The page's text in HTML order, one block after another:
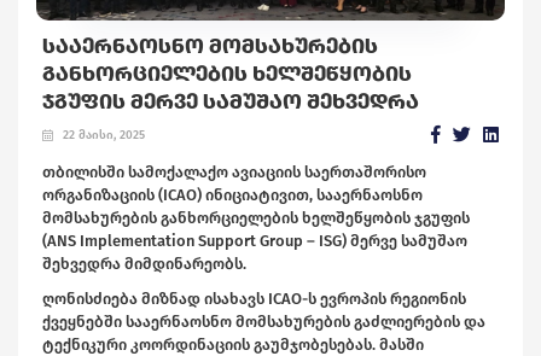
ᲡᲐᲐᲔᲠᲜᲐᲝᲡᲜᲝ ᲛᲝᲛᲡᲐᲮᲣᲠᲔᲑᲘᲡ
ᲒᲐᲜᲮᲝᲠᲪᲘᲔᲚᲔᲑᲘᲡ ᲮᲔᲚᲨᲔᲬᲧᲝᲑᲘᲡ
ᲯᲒᲣᲤᲘᲡ ᲛᲔᲠᲕᲔ ᲡᲐᲛᲣᲨᲐᲝ ᲨᲔᲮᲕᲔᲓᲠᲐ
22 მაისი, 2025
თბილისში სამოქალაქო ავიაციის საერთაშორისო
ორგანიზაციის (ICAO) ინიციატივით, სააერნაოსნო
მომსახურების განხორციელების ხელშეწყობის ჯგუფის
(ANS Implementation Support Group – ISG) მერვე სამუშაო
შეხვედრა მიმდინარეობს.
ღონისძიება მიზნად ისახავს ICAO-ს ევროპის რეგიონის
ქვეყნებში სააერნაოსნო მომსახურების გაძლიერების და
ტექნიკური კოორდინაციის გაუმჯობესებას. მასში